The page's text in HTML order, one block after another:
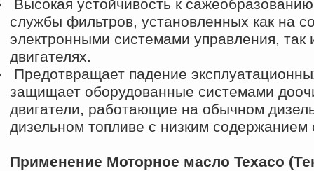
Высокая устойчивость к
службы фильтров, установленных как на
электронными системами управления, так
двигателях.
Предотвращает падение
защищает оборудованные системами
двигатели, работающие на обычном
дизельном топливе с низким содержанием
Применение Моторное масло Texaco